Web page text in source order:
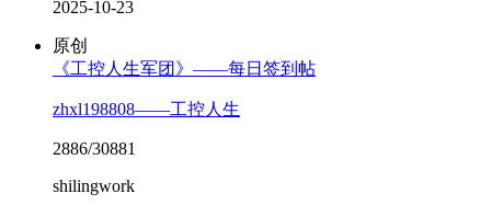
2025-10-23
原创
《工控人生军团》——每日签到帖
zhxl198808——工控人生
2886/30881
shilingwork